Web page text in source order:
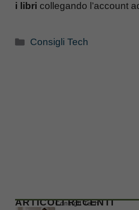
i libri collegando l’account
Categorie
Consigli Tech
ARTICOLI RECENTI
Consigli Tech